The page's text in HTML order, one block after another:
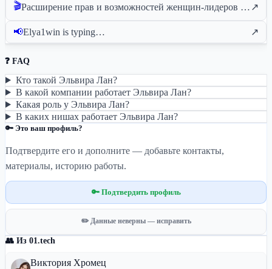
🎬 Расширение прав и возможностей женщин-лидеров в сфере iGaming ↗
📢Elya1win is typing… ↗
❓ FAQ
Кто такой Эльвира Лан?
В какой компании работает Эльвира Лан?
Какая роль у Эльвира Лан?
В каких нишах работает Эльвира Лан?
🔑 Это ваш профиль?
Подтвердите его и дополните — добавьте контакты,
материалы, историю работы.
🔑 Подтвердить профиль
✏️ Данные неверны — исправить
👥 Из 01.tech
Виктория Хромец